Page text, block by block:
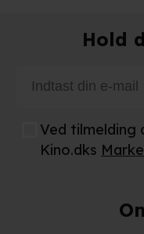
Hold
Ved tilmelding
Kino.dks